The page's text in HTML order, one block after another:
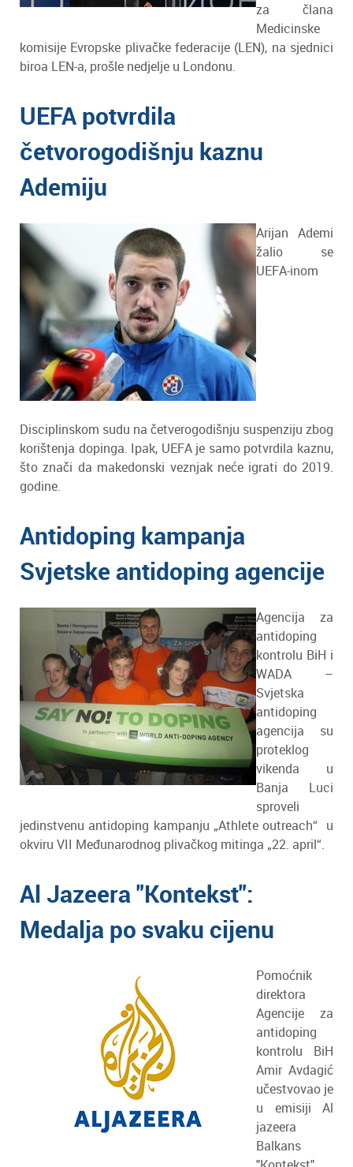
za člana
Medicinske
komisije Evropske plivačke federacije (LEN), na sjednici
biroa LEN-a, prošle nedjelje u Londonu.
UEFA potvrdila
četvorogodišnju kaznu
Ademiju
Arijan Ademi
žalio se
UEFA-inom
Disciplinskom sudu na četverogodišnju suspenziju zbog
korištenja dopinga. Ipak, UEFA je samo potvrdila kaznu,
što znači da makedonski veznjak neće igrati do 2019.
godine.
Antidoping kampanja
Svjetske antidoping agencije
Agencija za
antidoping
kontrolu BiH i
WADA –
Svjetska
antidoping
agencija su
proteklog
vikenda u
Banja Luci
sproveli
jedinstvenu antidoping kampanju „Athlete outreach“ u
okviru VII Međunarodnog plivačkog mitinga „22. april“.
Al Jazeera "Kontekst":
Medalja po svaku cijenu
Pomoćnik
direktora
Agencije za
antidoping
kontrolu BiH
Amir Avdagić
učestvovao je
u emisiji Al
jazeera
Balkans